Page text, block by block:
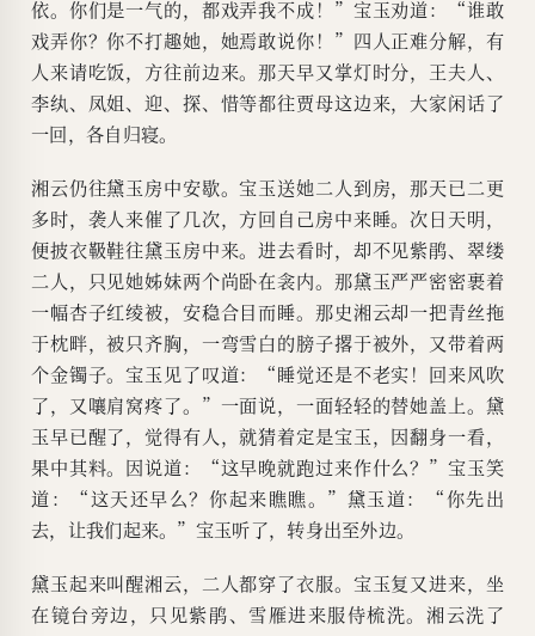
依。你们是一气的，都戏弄我不成！”宝玉劝道：“谁敢
戏弄你？你不打趣她，她焉敢说你！”四人正难分解，有
人来请吃饭，方往前边来。那天早又掌灯时分，王夫人、
李纨、凤姐、迎、探、惜等都往贾母这边来，大家闲话了
一回，各自归寝。
湘云仍往黛玉房中安歇。宝玉送她二人到房，那天已二更
多时，袭人来催了几次，方回自己房中来睡。次日天明，
便披衣靸鞋往黛玉房中来。进去看时，却不见紫鹃、翠缕
二人，只见她姊妹两个尚卧在衾内。那黛玉严严密密裹着
一幅杏子红绫被，安稳合目而睡。那史湘云却一把青丝拖
于枕畔，被只齐胸，一弯雪白的膀子撂于被外，又带着两
个金镯子。宝玉见了叹道：“睡觉还是不老实！回来风吹
了，又嚷肩窝疼了。”一面说，一面轻轻的替她盖上。黛
玉早已醒了，觉得有人，就猜着定是宝玉，因翻身一看，
果中其料。因说道：“这早晚就跑过来作什么？”宝玉笑
道：“这天还早么？你起来瞧瞧。”黛玉道：“你先出
去，让我们起来。”宝玉听了，转身出至外边。
黛玉起来叫醒湘云，二人都穿了衣服。宝玉复又进来，坐
在镜台旁边，只见紫鹃、雪雁进来服侍梳洗。湘云洗了